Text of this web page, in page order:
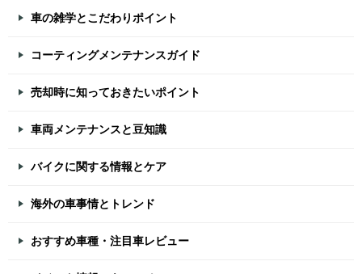
車の雑学とこだわりポイント
コーティングメンテナンスガイド
売却時に知っておきたいポイント
車両メンテナンスと豆知識
バイクに関する情報とケア
海外の車事情とトレンド
おすすめ車種・注目車レビュー